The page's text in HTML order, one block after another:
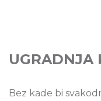
UGRADNJA
Bez kade bi